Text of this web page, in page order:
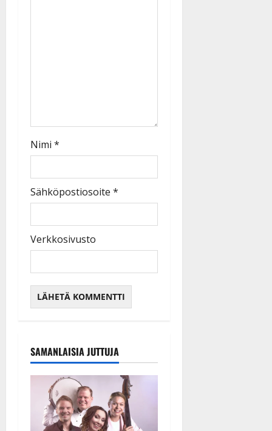
Nimi *
Sähköpostiosoite *
Verkkosivusto
SAMANLAISIA JUTTUJA